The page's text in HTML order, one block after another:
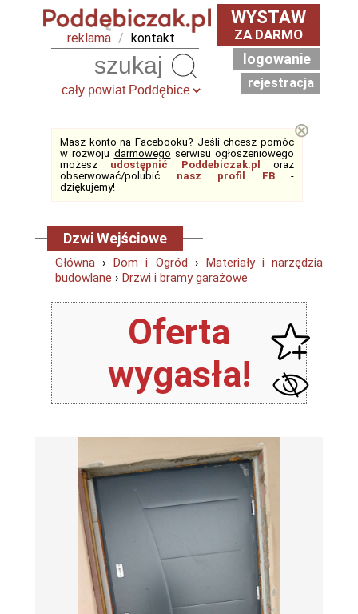
reklama / kontakt
WYSTAW
ZA DARMO
logowanie
rejestracja
Masz konto na Facebooku? Jeśli chcesz pomóc
w rozwoju darmowego serwisu ogłoszeniowego
możesz udostępnić Poddebiczak.pl
oraz
obserwować/polubić nasz profil FB-
dziękujemy!
⊗
Dzwi Wejściowe
Główna ›Dom i Ogród › Materiały i narzędzia
budowlane › Drzwi i bramy garażowe
Oferta
wygasła!